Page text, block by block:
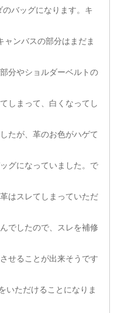
バッグになります。キ
ャンバスの部分はまだま
分やショルダーベルトの
しまって、白くなってし
たが、革のお色がハゲて
グになっていました。で
はスレてしまっていただ
でしたので、スレを補修
せることが出来そうです
いただけることになりま